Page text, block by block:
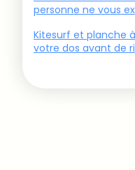
personne ne vous
Kitesurf et planche
votre dos avant de